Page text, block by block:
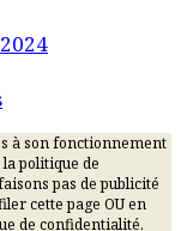
à son fonctionnement
politique de
pas de publicité
cette page OU en
de confidentialité.